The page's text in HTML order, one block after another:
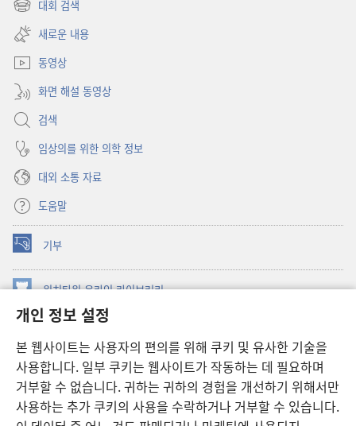
개인 정보 설정
본 웹사이트는 사용자의 편의를 위해 쿠키 및 유사한 기술을
사용합니다. 일부 쿠키는 웹사이트가 작동하는 데 필요하며
거부할 수 없습니다. 귀하는 귀하의 경험을 개선하기 위해서만
사용하는 추가 쿠키의 사용을 수락하거나 거부할 수 있습니다.
대회 검색
(새로운
창
열기)
새로운 내용
동영상
화면 해설 동영상
검색
임상의를 위한 의학 정보
대외 소통 자료
도움말
기부
(새로운
창
열기) 워치타워 온라인 라이브러리
창
JW Hub ®
창
열기) JW 라이브러리
워치타워 라이브러리